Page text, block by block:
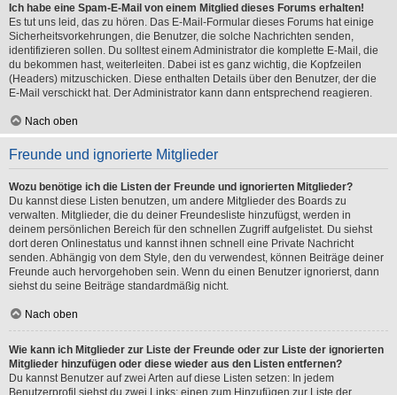
Ich habe eine Spam-E-Mail von einem Mitglied dieses Forums erhalten!
Es tut uns leid, das zu hören. Das E-Mail-Formular dieses Forums hat einige
Sicherheitsvorkehrungen, die Benutzer, die solche Nachrichten senden,
identifizieren sollen. Du solltest einem Administrator die komplette E-Mail, die
du bekommen hast, weiterleiten. Dabei ist es ganz wichtig, die Kopfzeilen
(Headers) mitzuschicken. Diese enthalten Details über den Benutzer, der die
E-Mail verschickt hat. Der Administrator kann dann entsprechend reagieren.
Nach oben
Freunde und ignorierte Mitglieder
Wozu benötige ich die Listen der Freunde und ignorierten Mitglieder?
Du kannst diese Listen benutzen, um andere Mitglieder des Boards zu
verwalten. Mitglieder, die du deiner Freundesliste hinzufügst, werden in
deinem persönlichen Bereich für den schnellen Zugriff aufgelistet. Du siehst
dort deren Onlinestatus und kannst ihnen schnell eine Private Nachricht
senden. Abhängig von dem Style, den du verwendest, können Beiträge deiner
Freunde auch hervorgehoben sein. Wenn du einen Benutzer ignorierst, dann
siehst du seine Beiträge standardmäßig nicht.
Nach oben
Wie kann ich Mitglieder zur Liste der Freunde oder zur Liste der ignorierten
Mitglieder hinzufügen oder diese wieder aus den Listen entfernen?
Du kannst Benutzer auf zwei Arten auf diese Listen setzen: In jedem
Benutzerprofil siehst du zwei Links: einen zum Hinzufügen zur Liste der